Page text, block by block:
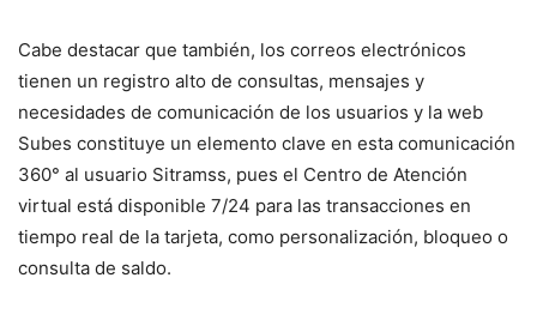
Cabe destacar que también, los correos electrónicos
tienen un registro alto de consultas, mensajes y
necesidades de comunicación de los usuarios y la web
Subes constituye un elemento clave en esta comunicación
360° al usuario Sitramss, pues el Centro de Atención
virtual está disponible 7/24 para las transacciones en
tiempo real de la tarjeta, como personalización, bloqueo o
consulta de saldo.